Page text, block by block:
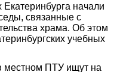
начали
связанные с
храма. Об этом
учебных
местном ПТУ ищут на